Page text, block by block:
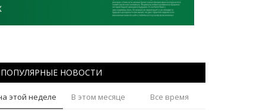
ПОПУЛЯРНЫЕ НОВОСТИ
этой неделе В этом месяце Все время